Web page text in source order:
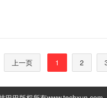
上一页 1 2